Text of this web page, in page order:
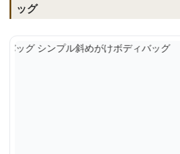
ッグ